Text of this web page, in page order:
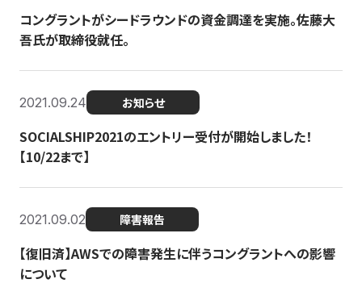
コングラントがシードラウンドの資金調達を実施。佐藤大
吾氏が取締役就任。
2021.09.24 お知らせ
SOCIALSHIP2021のエントリー受付が開始しました！
【10/22まで】
2021.09.02 障害報告
【復旧済】AWSでの障害発生に伴うコングラントへの影響
について